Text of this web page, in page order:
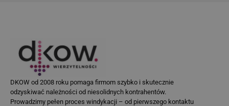
DKOW od 2008 roku pomaga firmom szybko i skutecznie
odzyskiwać należności od niesolidnych kontrahentów.
Prowadzimy pełen proces windykacji – od pierwszego kontaktu